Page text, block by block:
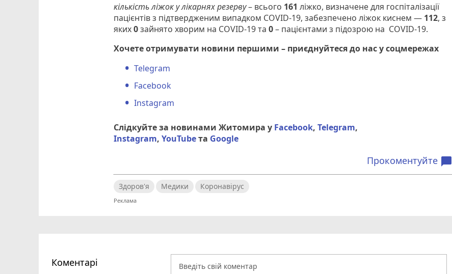
кількість ліжок у лікарнях резерву– всього 161ліжко, визначене для госпіталізації
пацієнтів з підтвердженим випадком COVID-19, забезпечено ліжок киснем — 112, з
яких0зайнято хворим на COVID-19 та0– пацієнтами з підозрою на COVID-19.
Хочете отримувати новини першими – приєднуйтеся до нас у соцмережах
Telegram
Facebook
Instagram
Слідкуйте за новинами Житомира у Facebook,Telegram,
Instagram,YouTubeта Google
Прокоментуйте chat_bubble
Здоров'я Медики Коронавірус
Коментарі